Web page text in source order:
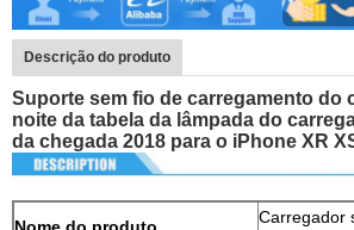
Descrição do produto
Suporte sem fio de carregamento do
noite da tabela da lâmpada do
da chegada 2018 para o iPhone XR
Carregador